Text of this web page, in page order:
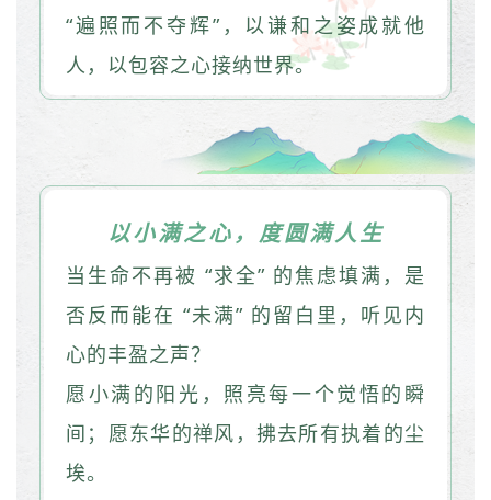
“遍照而不夺辉”，以谦和之姿成就他
人，以包容之心接纳世界。
以小满之心，度圆满人生
当生命不再被 “求全” 的焦虑填满，是
否反而能在 “未满” 的留白里，听见内
心的丰盈之声？
愿小满的阳光，照亮每一个觉悟的瞬
间；愿东华的禅风，拂去所有执着的尘
埃。